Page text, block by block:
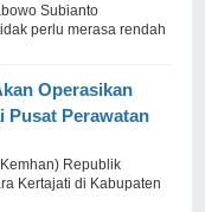
Subianto
perlu merasa rendah
Operasikan
Pusat Perawatan
Republik
Kertajati di Kabupaten